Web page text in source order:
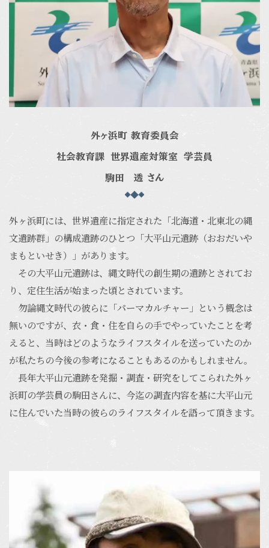
外ヶ浜町 教育委員会
社会教育課 世界遺産対策室 学芸員
駒田 透 さん
外ヶ浜町には、世界遺産に指定された「北海道・北東北の縄
文遺跡群」の構成遺跡のひとつ「大平山元遺跡（おおだいや
まもといせき）」があります。
その大平山元遺跡は、縄文時代の創生期の遺跡とされてお
り、定住生活が始まった頃とされています。
勿論縄文時代の彼らに「パーマカルチャー」という概念は
無いのですが、衣・食・住を自らの手でやっていたことを考
えると、当時はどのようなライフスタイルを送っていたのか
が私たちの今後の参考になることもあるのかもしれません。
長年大平山元遺跡を発掘・調査・研究をしてこられた外ヶ
浜町の学芸員の駒田さんに、今迄の調査内容を基に大平山元
に住んでいた当時の彼らのライフスタイルを語って頂きます。